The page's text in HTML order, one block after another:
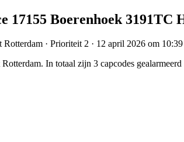
Boerenhoek
· Prioriteit 2 · 12 april 2026 om 10:39
In totaal zijn 3 capcodes